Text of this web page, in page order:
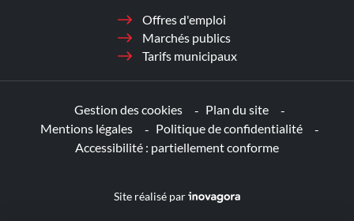
Offres d'emploi
Marchés publics
Tarifs municipaux
Gestion des cookies
Plan du site
Mentions légales
Politique de confidentialité
Accessibilité : partiellement conforme
Site réalisé parInovagora (ouverture dans un